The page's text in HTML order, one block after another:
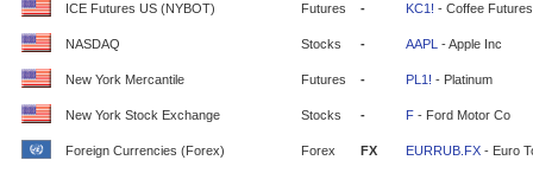
ICE Futures US (NYBOT) Futures - KC1! - Coffee Futures
NASDAQ Stocks - AAPL - Apple Inc
New York Mercantile Futures - PL1! - Platinum
New York Stock Exchange Stocks - F - Ford Motor Co
Foreign Currencies (Forex) Forex FX EURRUB.FX - Euro